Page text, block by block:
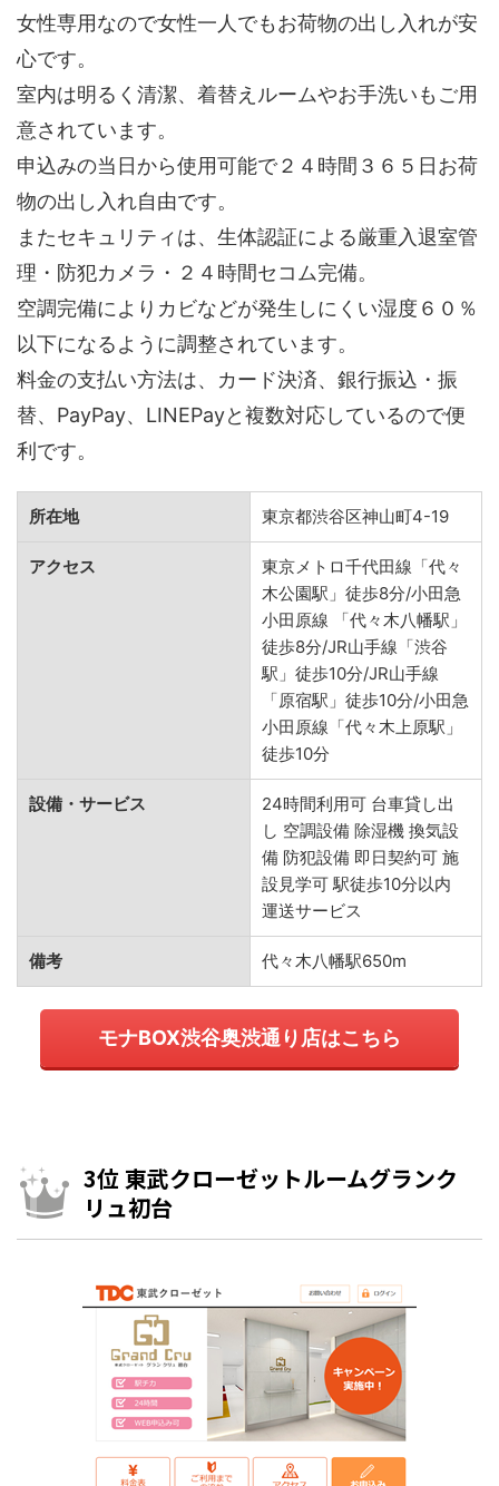
女性専用なので女性一人でもお荷物の出し入れが安
心です。
室内は明るく清潔、着替えルームやお手洗いもご用
意されています。
申込みの当日から使用可能で２４時間３６５日お荷
物の出し入れ自由です。
またセキュリティは、生体認証による厳重入退室管
理・防犯カメラ・２４時間セコム完備。
空調完備によりカビなどが発生しにくい湿度６０％
以下になるように調整されています。
料金の支払い方法は、カード決済、銀行振込・振
替、PayPay、LINEPayと複数対応しているので便
利です。
所在地 東京都渋谷区神山町4-19
アクセス
東京メトロ千代田線「代々
木公園駅」徒歩8分/小田急
小田原線 「代々木八幡駅」
徒歩8分/JR山手線「渋谷
駅」徒歩10分/JR山手線
「原宿駅」徒歩10分/小田急
小田原線「代々木上原駅」
徒歩10分
設備・サービス
24時間利用可 台車貸し出
し 空調設備 除湿機 換気設
備 防犯設備 即日契約可 施
設見学可 駅徒歩10分以内
運送サービス
備考 代々木八幡駅650m
モナBOX渋谷奥渋通り店はこちら
3位 東武クローゼットルームグランク
リュ初台